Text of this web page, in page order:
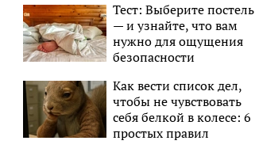
Тест: Выберите постель
— и узнайте, что вам
нужно для ощущения
безопасности
Как вести список дел,
чтобы не чувствовать
себя белкой в колесе: 6
простых правил